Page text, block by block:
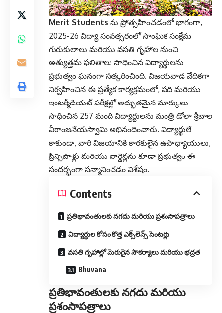
Merit Students ను ప్రోత్సహించడంలో భాగంగా,
2025-26 విద్యా సంవత్సరంలో సాంఘిక సంక్షేమ
గురుకులాలు మరియు వసతి గృహాల నుంచి
అత్యుత్తమ ఫలితాలు సాధించిన విద్యార్థులను
ప్రభుత్వం ఘనంగా సత్కరించింది. విజయవాడ వేదికగా
నిర్వహించిన ఈ ప్రత్యేక కార్యక్రమంలో, పది మరియు
ఇంటర్మీడియట్ పరీక్షల్లో అద్భుతమైన మార్కులు
సాధించిన 257 మంది విద్యార్థులను మంత్రి డోలా శ్రీబాల
వీరాంజనేయస్వామి అభినందించారు. విద్యార్థులే
కాకుండా, వారి విజయానికి కారకులైన ఉపాధ్యాయులు,
ప్రిన్సిపాళ్లు మరియు వార్డెన్లను కూడా ప్రభుత్వం ఈ
సందర్భంగా సన్మానించడం విశేషం.
Contents
ప్రతిభావంతులకు నగదు మరియు ప్రశంసాపత్రాలు
విద్యార్థుల కోసం కొత్త ఎక్స్‌లెన్స్ సెంటర్లు
వసతి గృహాల్లో మెరుగైన సౌకర్యాలు మరియు భద్రత
Bhuvana
ప్రతిభావంతులకు నగదు మరియు
ప్రశంసాపత్రాలు